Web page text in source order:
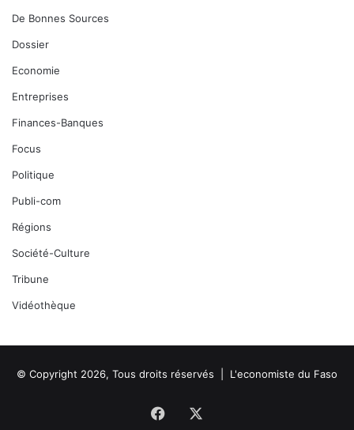
De Bonnes Sources
Dossier
Economie
Entreprises
Finances-Banques
Focus
Politique
Publi-com
Régions
Société-Culture
Tribune
Vidéothèque
© Copyright 2026, Tous droits réservés | L'economiste du Faso
Facebook